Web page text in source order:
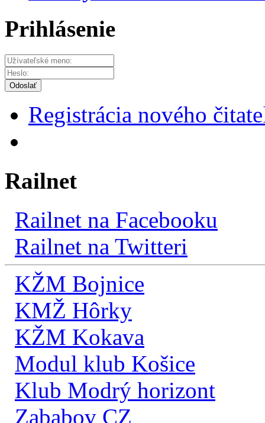
Prihlásenie
Odoslať
Registrácia nového
Railnet
Railnet na Facebooku
Railnet na Twitteri
KŽM Bojnice
KMŽ Hôrky
KŽM Kokava
Modul klub Košice
Klub Modrý horizont
Zababov CZ